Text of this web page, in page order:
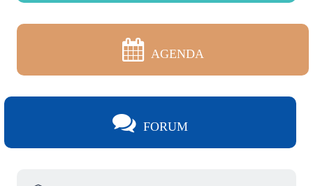
AGENDA
FORUM